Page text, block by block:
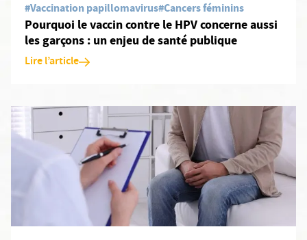
#Vaccination papillomavirus#Cancers féminins
Pourquoi le vaccin contre le HPV concerne aussi
les garçons : un enjeu de santé publique
Lire l’article
En savoir plus: MST : test pris en charge à cent pour cent pour